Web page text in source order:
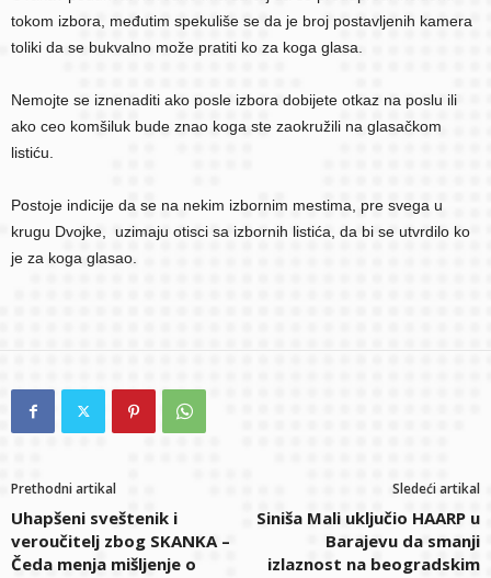
tokom izbora, međutim spekuliše se da je broj postavljenih kamera
toliki da se bukvalno može pratiti ko za koga glasa.
Nemojte se iznenaditi ako posle izbora dobijete otkaz na poslu ili
ako ceo komšiluk bude znao koga ste zaokružili na glasačkom
listiću.
Postoje indicije da se na nekim izbornim mestima, pre svega u
krugu Dvojke, uzimaju otisci sa izbornih listića, da bi se utvrdilo ko
je za koga glasao.
Prethodni artikal
Uhapšeni sveštenik i
veroučitelj zbog SKANKA –
Čeda menja mišljenje o
Sledeći artikal
Siniša Mali uključio HAARP u
Barajevu da smanji
izlaznost na beogradskim